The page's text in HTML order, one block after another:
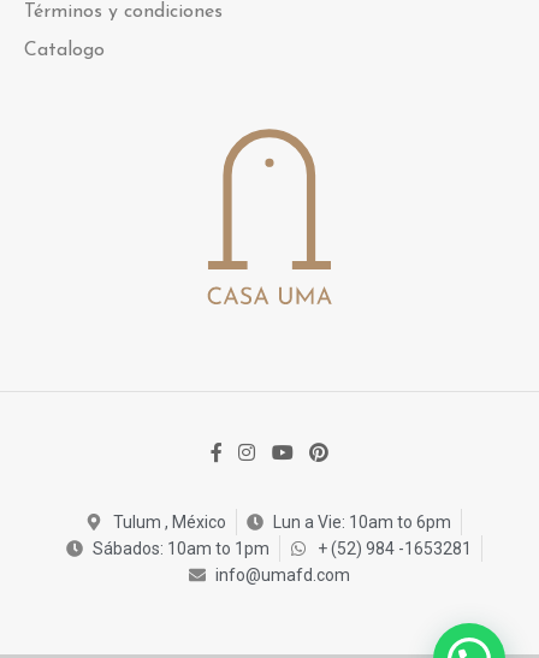
Términos y condiciones
Catalogo
Tulum , México
Lun a Vie: 10am to 6pm
Sábados: 10am to 1pm
+ (52) 984 -1653281
info@umafd.com